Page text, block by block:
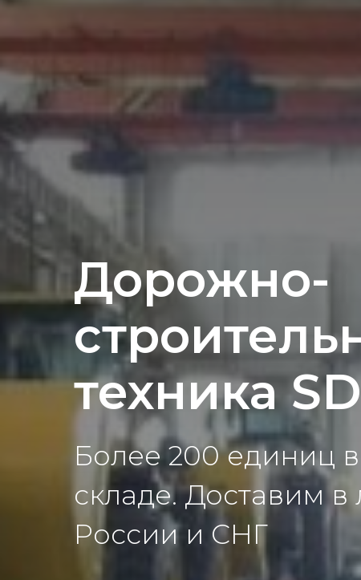
Дорожно-
техника
Более 200 единиц
складе. Доставим
России и СНГ